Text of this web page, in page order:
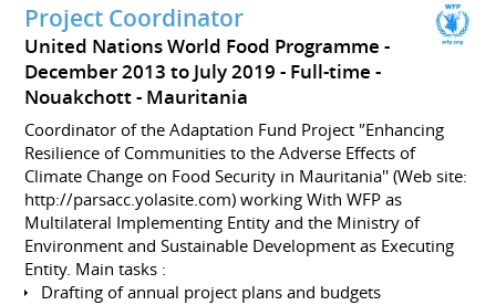
Project Coordinator
United Nations World Food Programme
December 2013 to July 2019 Full-time
Nouakchott
Mauritania
Coordinator of the Adaptation Fund Project '’Enhancing
Resilience of Communities to the Adverse Effects of
Climate Change on Food Security in Mauritania'' (Web site:
http://parsacc.yolasite.com) working With WFP as
Multilateral Implementing Entity and the Ministry of
Environment and Sustainable Development as Executing
Entity. Main tasks :
Drafting of annual project plans and budgets